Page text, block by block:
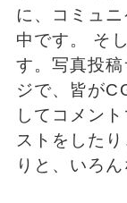
に、コミュ
中です。 そ
す。写真投
ジで、皆が
してコメン
ストをした
りと、いろ